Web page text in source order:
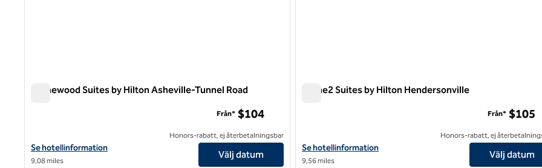
Homewood Suites by Hilton Asheville-Tunnel Road
Visa hotelluppgifter för Homewood Suites by Hilton Asheville-Tunnel Road
Se hotellinformation
9,08 miles
Från* $104
Honors-rabatt, ej återbetalningsbar
Välj datum
Home2 Suites by Hilton Hendersonville
Visa hotelluppgifter för Home2 Suites by Hilton Hendersonville
Se hotellinformation
9,56 miles
Från* $105
Honors-rabatt, ej
Välj datum